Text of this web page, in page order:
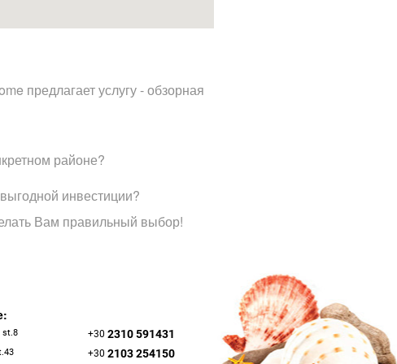
предлагает услугу - обзорная
районе?
инвестиции?
Вам правильный выбор!
st.8 +30 2310 591431
+30 2103 254150